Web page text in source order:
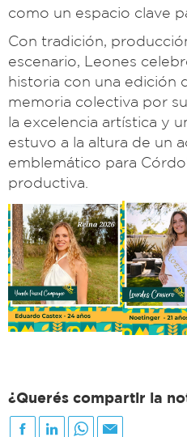
como un espacio clave
Con tradición,
escenario, Leones
historia con una edición
memoria colectiva por
la excelencia artística y
estuvo a la altura de un
emblemático para
productiva.
¿Querés compartir la